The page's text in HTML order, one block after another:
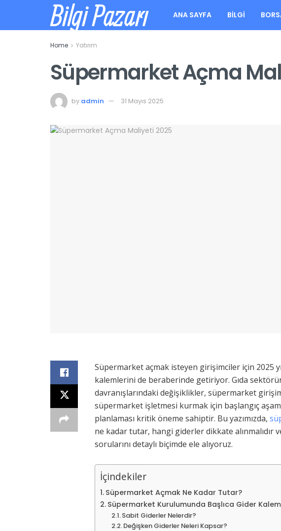
Bilgi Pazarı ANA SAYFA BILGI
Home Yatırım
Süpermarket Açma
by admin 31 Mayıs 2025
Süpermarket açmak isteyen girişimciler için 2025
kalemlerini de beraberinde getiriyor. Gıda
davranışlarındaki değişiklikler, süpermarket
süpermarket işletmesi kurmak için başlangıç
planlaması kritik öneme sahiptir. Bu yazımızda,
ne kadar tutar, hangi giderler dikkate alınmalıdır
sorularını detaylı biçimde ele alıyoruz.
İçindekiler
Süpermarket Açmak Ne Kadar Tutar?
Süpermarket Kurulumunda Başlıca Gider
Sabit Giderler Nelerdir?
Değişken Giderler Neleri Kapsar?